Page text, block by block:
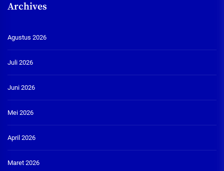
Archives
Agustus 2026
Juli 2026
Juni 2026
Mei 2026
April 2026
Maret 2026